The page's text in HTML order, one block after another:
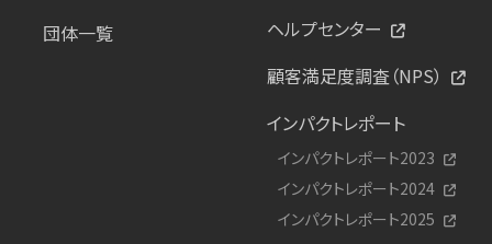
団体一覧
ヘルプセンター
顧客満足度調査（NPS）
インパクトレポート
インパクトレポート2023
インパクトレポート2024
インパクトレポート2025